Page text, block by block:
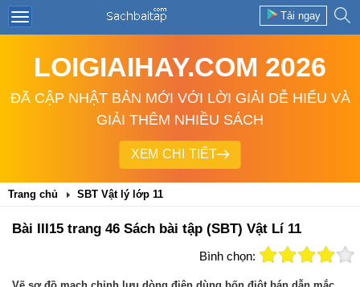
Tải ngay
LOIGIAIHAY.COM 2026
ĐÃ CẬP NHẬT BẢN MỚI VỚI LỜI GIẢI DỄ HIỂU VÀ
GIẢI THÊM NHIỀU SÁCH
XEM CHI TIẾT
Trang chủ SBT Vật lý lớp 11
Bài III15 trang 46 Sách bài tập (SBT) Vật Lí 11
Bình chọn: